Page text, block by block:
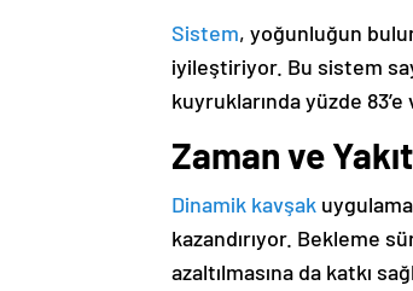
Sistem, yoğunluğun
iyileştiriyor. Bu sistem
kuyruklarında yüzde
Zaman ve
Dinamik kavşak
kazandırıyor. Bekleme
azaltılmasına da katkı